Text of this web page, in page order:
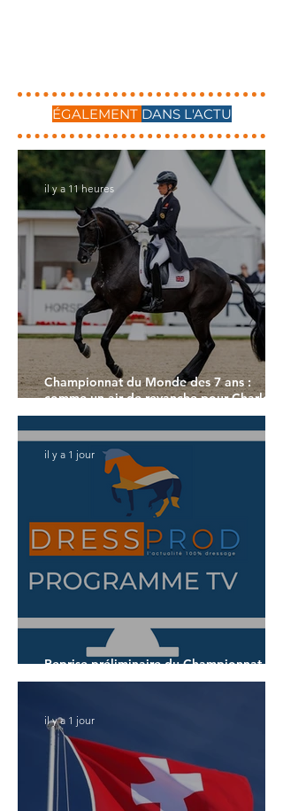
ÉGALEMENT DANS L'ACTU
Championnat du Monde des 7 ans :
comme un air de revanche pour Charlotte
Dujardin
il y a 11 heures
Reprise préliminaire du Championnat du
Monde des 7 ans
il y a 1 jour
il y a 1 jour